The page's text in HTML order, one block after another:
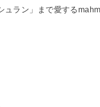
ラン」まで愛する